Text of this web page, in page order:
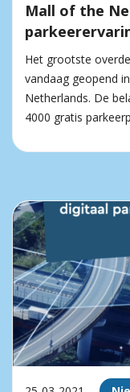
Mall of the
Het grootste
vandaag geopend
Netherlands. De
4000 gratis